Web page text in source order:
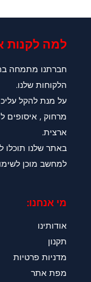
למה לקנות
חברתנו מתמחה
הלקוחות שלנו.
על מנת להקל
מרחוק , איסופים
ארצית.
באתר שלנו
למחשב מוכן
מי אנחנו:
אודותינו
תקנון
מדניות פרטיות
מפת אתר